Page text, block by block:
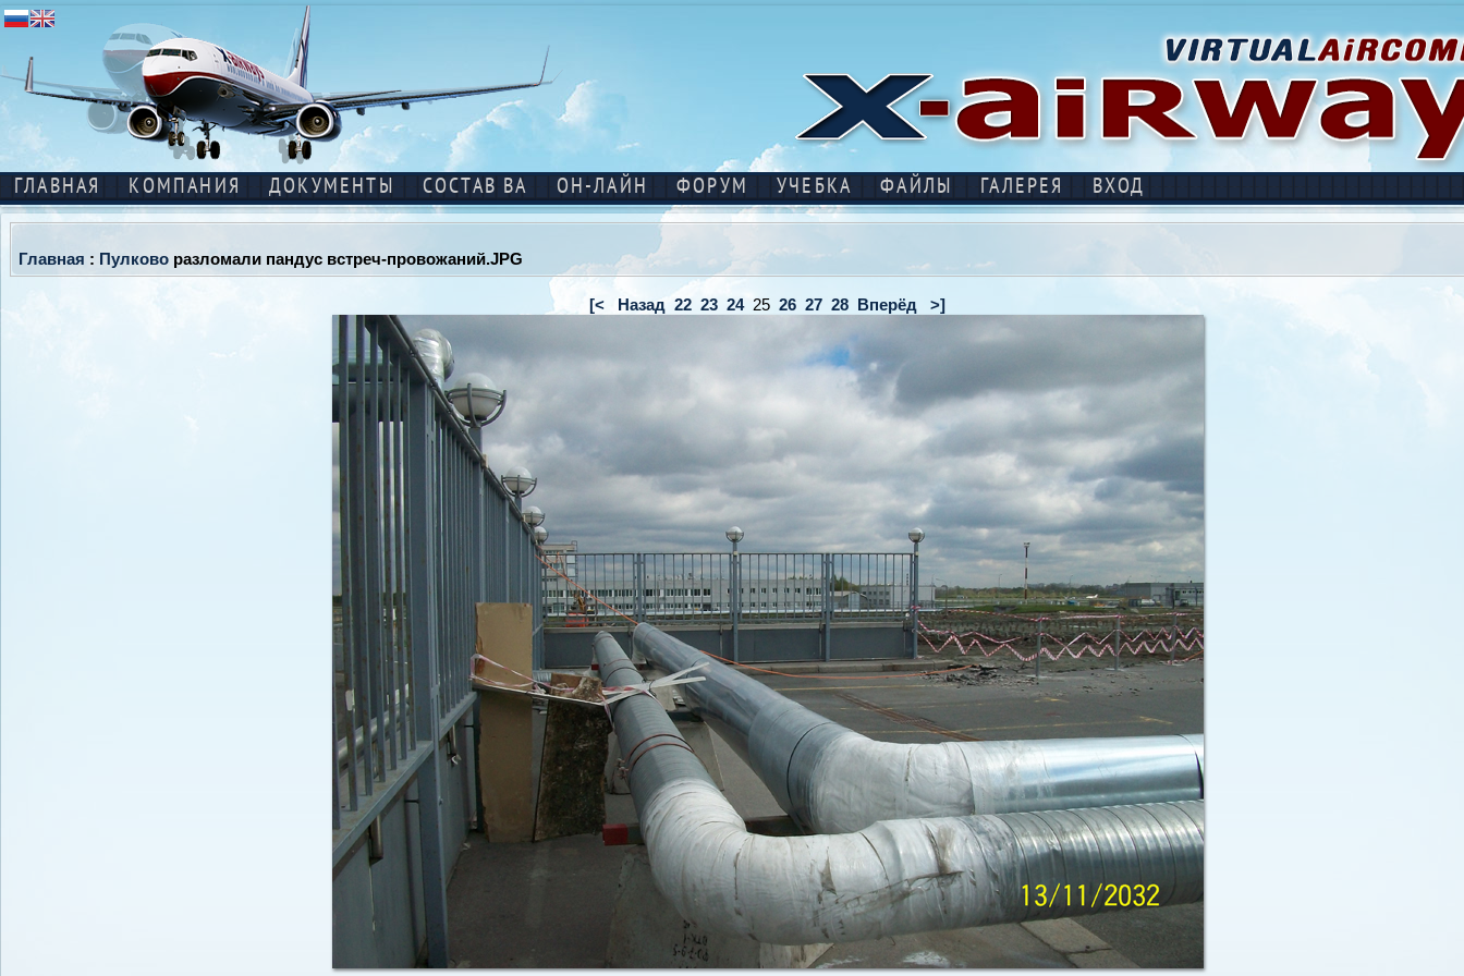
ГЛАВНАЯ КОМПАНИЯ ДОКУМЕНТЫ СОСТАВ ВА ОН-ЛАЙН ФОРУМ УЧЕБКА ФАЙЛЫ ГАЛЕРЕЯ ВХОД
Главная : Пулково разломали пандус встреч-провожаний.JPG
[< Назад 22 23 2425 26 27 28 Вперёд >]